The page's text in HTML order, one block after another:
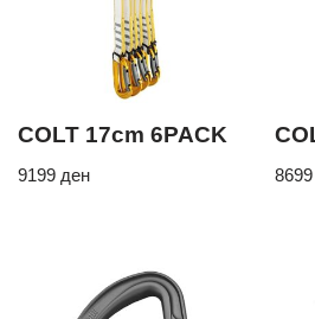
COLT 17cm 6PACK
9199 ден 8699